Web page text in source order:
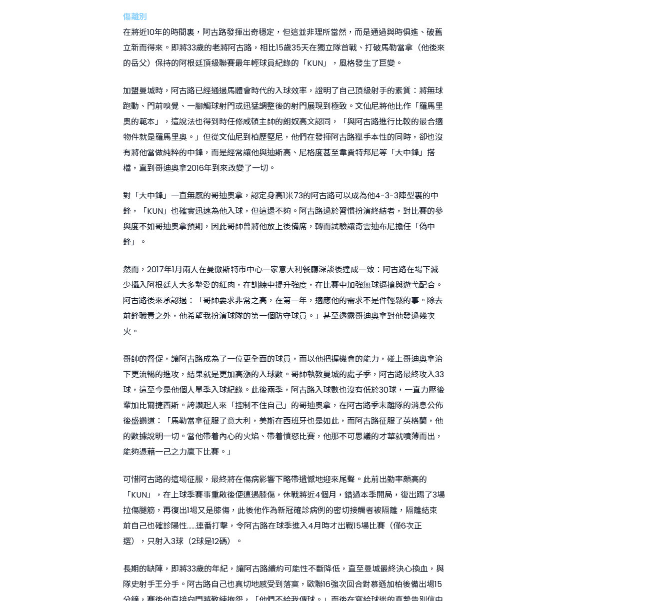
傷離別
在將近10年的時間裏，阿古路發揮出奇穩定，但這並非理所當然，而是通過與時俱進、破舊
立新而得來。即將33歲的老將阿古路，相比15歲35天在獨立隊首戰、打破馬勒當拿（他後來
的岳父）保持的阿根廷頂級聯賽最年輕球員紀錄的「KUN」，風格發生了巨變。
加盟曼城時，阿古路已經通過馬體會時代的入球效率，證明了自己頂級射手的素質：將無球
跑動、門前嗅覺、一腳觸球射門或迅猛調整後的射門展現到極致。文仙尼將他比作「羅馬里
奧的範本」，這說法也得到時任修咸頓主帥的朗奴高文認同，「與阿古路進行比較的最合適
物件就是羅馬里奧。」但從文仙尼到柏歷堅尼，他們在發揮阿古路獵手本性的同時，卻也沒
有將他當做純粹的中鋒，而是經常讓他與迪斯高、尼格度甚至韋費特邦尼等「大中鋒」搭
檔，直到哥迪奧拿2016年到來改變了一切。
對「大中鋒」一直無感的哥迪奧拿，認定身高1米73的阿古路可以成為他4-3-3陣型裏的中
鋒，「KUN」也確實迅速為他入球，但這還不夠。阿古路過於習慣扮演終結者，對比賽的參
與度不如哥迪奧拿預期，因此哥帥曾將他放上後備席，轉而試驗讓奇雲迪布尼擔任「偽中
鋒」。
然而，2017年1月兩人在曼徹斯特市中心一家意大利餐廳深談後達成一致：阿古路在場下減
少攝入阿根廷人大多摯愛的紅肉，在訓練中提升強度，在比賽中加強無球逼搶與遊弋配合。
阿古路後來承認過：「哥帥要求非常之高，在第一年，適應他的需求不是件輕鬆的事。除去
前鋒職責之外，他希望我扮演球隊的第一個防守球員。」甚至透露哥迪奧拿對他發過幾次
火。
哥帥的督促，讓阿古路成為了一位更全面的球員，而以他把握機會的能力，碰上哥迪奧拿治
下更流暢的進攻，結果就是更加高漲的入球數。哥帥執教曼城的處子季，阿古路最終攻入33
球，這至今是他個人單季入球紀錄。此後兩季，阿古路入球數也沒有低於30球，一直力壓後
輩加比爾捷西斯。誇讚起人來「控制不住自己」的哥迪奧拿，在阿古路季末離隊的消息公佈
後盛讚道：「馬勒當拿征服了意大利，美斯在西班牙也是如此，而阿古路征服了英格蘭，他
的數據說明一切。當他帶着內心的火焰、帶着憤怒比賽，他那不可思議的才華就噴薄而出，
能夠憑藉一己之力贏下比賽。」
可惜阿古路的這場征服，最終將在傷病影響下略帶遺憾地迎來尾聲。此前出勤率頗高的
「KUN」，在上球季賽事重啟後便遭遇膝傷，休戰將近4個月，錯過本季開局，復出踢了3場
拉傷腿筋，再復出1場又是膝傷，此後他作為新冠確診病例的密切接觸者被隔離，隔離結束
前自己也確診陽性……連番打擊，令阿古路在球季進入4月時才出戰15場比賽（僅6次正
選），只射入3球（2球是12碼）。
長期的缺陣，即將33歲的年紀，讓阿古路續約可能性不斷降低，直至曼城最終決心換血，與
隊史射手王分手。阿古路自己也真切地感受到落寞，歐聯16強次回合對慕遜加柏後備出場15